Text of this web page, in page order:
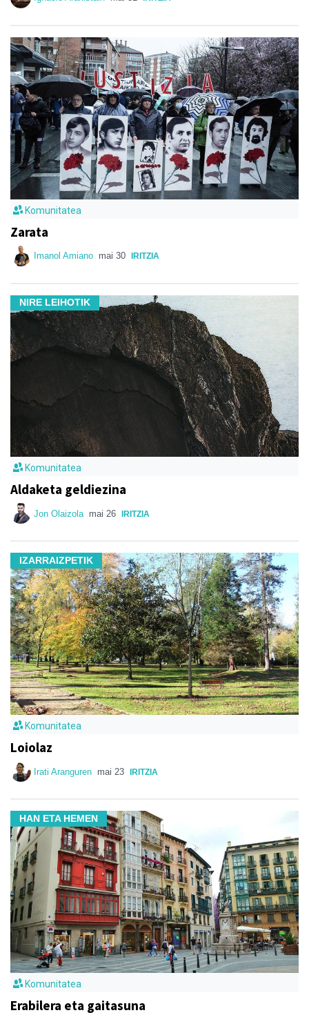
Komunitatea
Zarata
Imanol Amiano mai 30 IRITZIA
NIRE LEIHOTIK
Komunitatea
Aldaketa geldiezina
Jon Olaizola mai 26 IRITZIA
IZARRAIZPETIK
Komunitatea
Loiolaz
Irati Aranguren mai 23 IRITZIA
HAN ETA HEMEN
Komunitatea
Erabilera eta gaitasuna